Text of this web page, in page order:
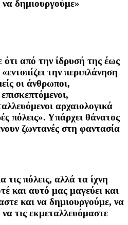
να δημιουργούμε»
από την ίδρυσή της έως
την περιπλάνηση
οι άνθρωποι,
αρχαιολογικά
πόλεις». Υπάρχει θάνατος
ζωντανές στη φαντασία
τις πόλεις, αλλά τα ίχνη
και αυτό μας μαγεύει και
και να δημιουργούμε, να
τις εκμεταλλευόμαστε